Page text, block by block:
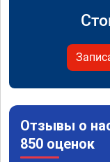
Отзывы о
850 оценок